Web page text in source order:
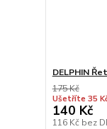
DELPHIN
175 Kč
Ušetříte 35
140 Kč
116 Kč bez